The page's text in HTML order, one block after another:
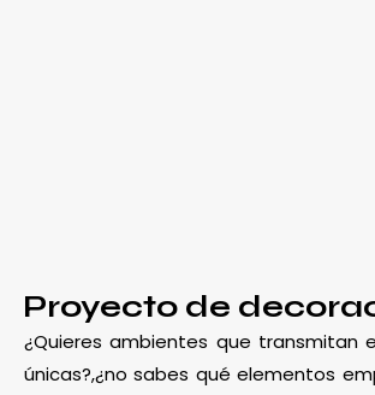
Proyecto de
¿Quieres ambientes que transmitan
únicas?,¿no sabes qué elementos